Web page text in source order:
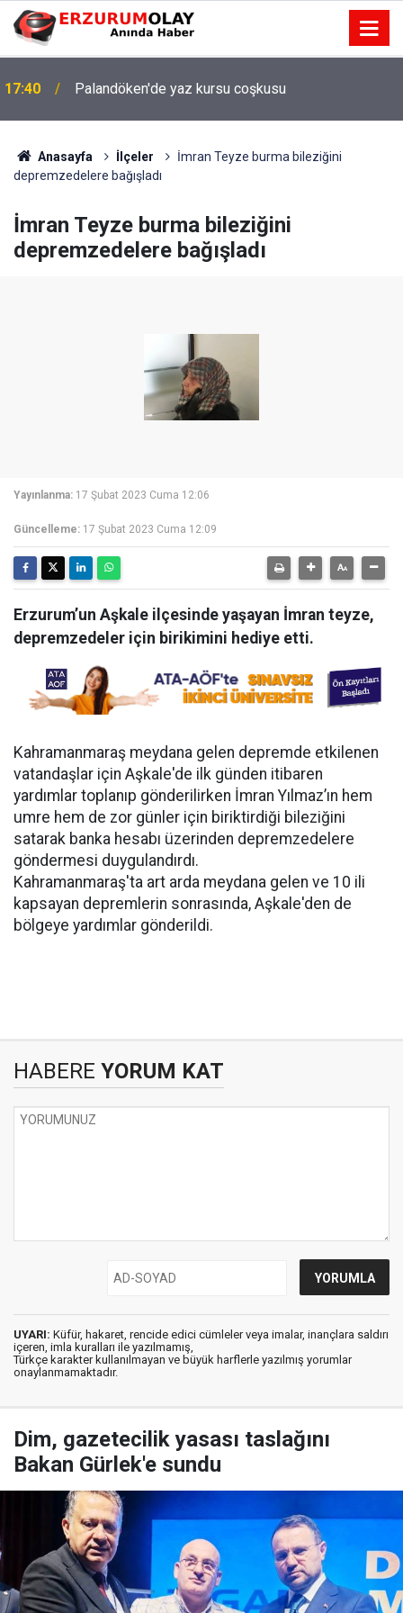
17:40 Palandöken'de yaz kursu coşkusu
Anasayfa İlçeler
İmran Teyze burma bileziğini
depremzedelere bağışladı
İmran Teyze burma bileziğini
depremzedelere bağışladı
Yayınlanma: 17 Şubat 2023 Cuma 12:06
Güncelleme: 17 Şubat 2023 Cuma 12:09
Erzurum’un Aşkale ilçesinde yaşayan İmran teyze,
depremzedeler için birikimini hediye etti.
Kahramanmaraş meydana gelen depremde etkilenen
vatandaşlar için Aşkale'de ilk günden itibaren
yardımlar toplanıp gönderilirken İmran Yılmaz’ın hem
umre hem de zor günler için biriktirdiği bileziğini
satarak banka hesabı üzerinden depremzedelere
göndermesi duygulandırdı.
Kahramanmaraş'ta art arda meydana gelen ve 10 ili
kapsayan depremlerin sonrasında, Aşkale'den de
bölgeye yardımlar gönderildi.
HABERE YORUM KAT
UYARI: Küfür, hakaret, rencide edici cümleler veya imalar, inançlara saldırı
içeren, imla kuralları ile yazılmamış,
Türkçe karakter kullanılmayan ve büyük harflerle yazılmış yorumlar
onaylanmamaktadır.
Dim, gazetecilik yasası taslağını
Bakan Gürlek'e sundu